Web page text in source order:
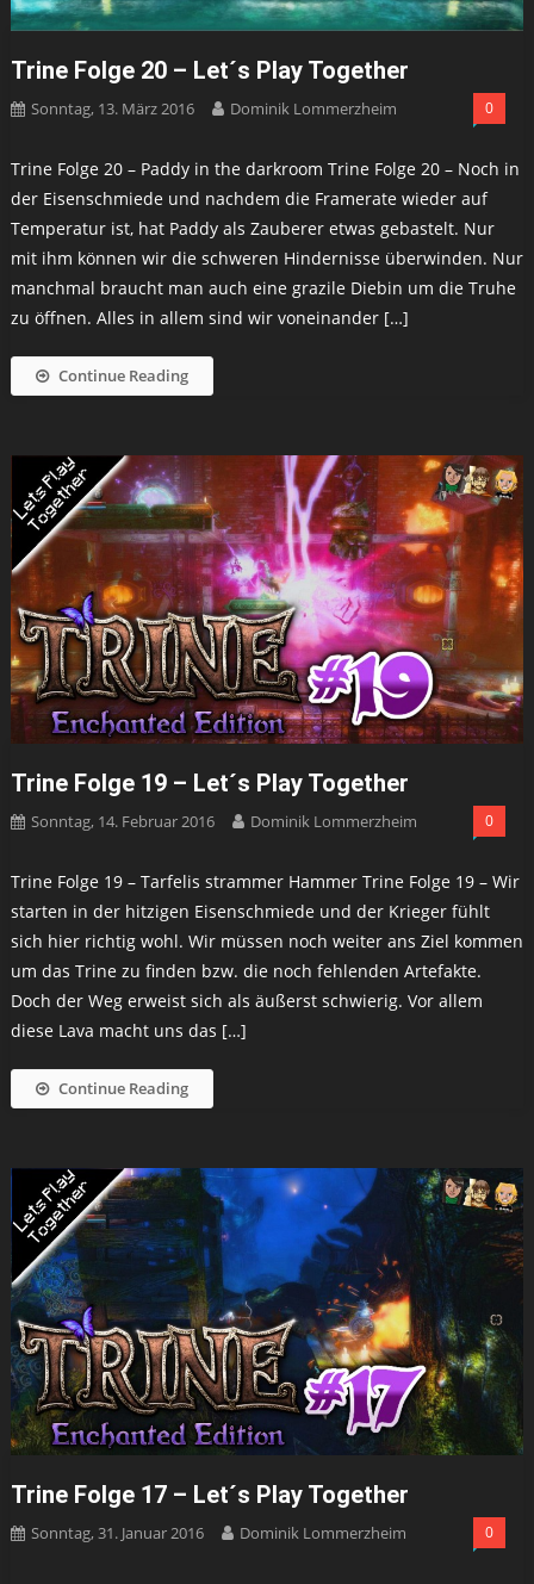
Trine Folge 20 – Let´s Play Together
Sonntag, 13. März 2016 Dominik Lommerzheim 0
Trine Folge 20 – Paddy in the darkroom Trine Folge 20 – Noch in
der Eisenschmiede und nachdem die Framerate wieder auf
Temperatur ist, hat Paddy als Zauberer etwas gebastelt. Nur
mit ihm können wir die schweren Hindernisse überwinden. Nur
manchmal braucht man auch eine grazile Diebin um die Truhe
zu öffnen. Alles in allem sind wir voneinander […]
Continue Reading
Trine Folge 19 – Let´s Play Together
Sonntag, 14. Februar 2016 Dominik Lommerzheim 0
Trine Folge 19 – Tarfelis strammer Hammer Trine Folge 19 – Wir
starten in der hitzigen Eisenschmiede und der Krieger fühlt
sich hier richtig wohl. Wir müssen noch weiter ans Ziel kommen
um das Trine zu finden bzw. die noch fehlenden Artefakte.
Doch der Weg erweist sich als äußerst schwierig. Vor allem
diese Lava macht uns das […]
Continue Reading
Trine Folge 17 – Let´s Play Together
Sonntag, 31. Januar 2016 Dominik Lommerzheim 0